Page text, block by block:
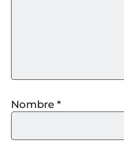
Nombre *